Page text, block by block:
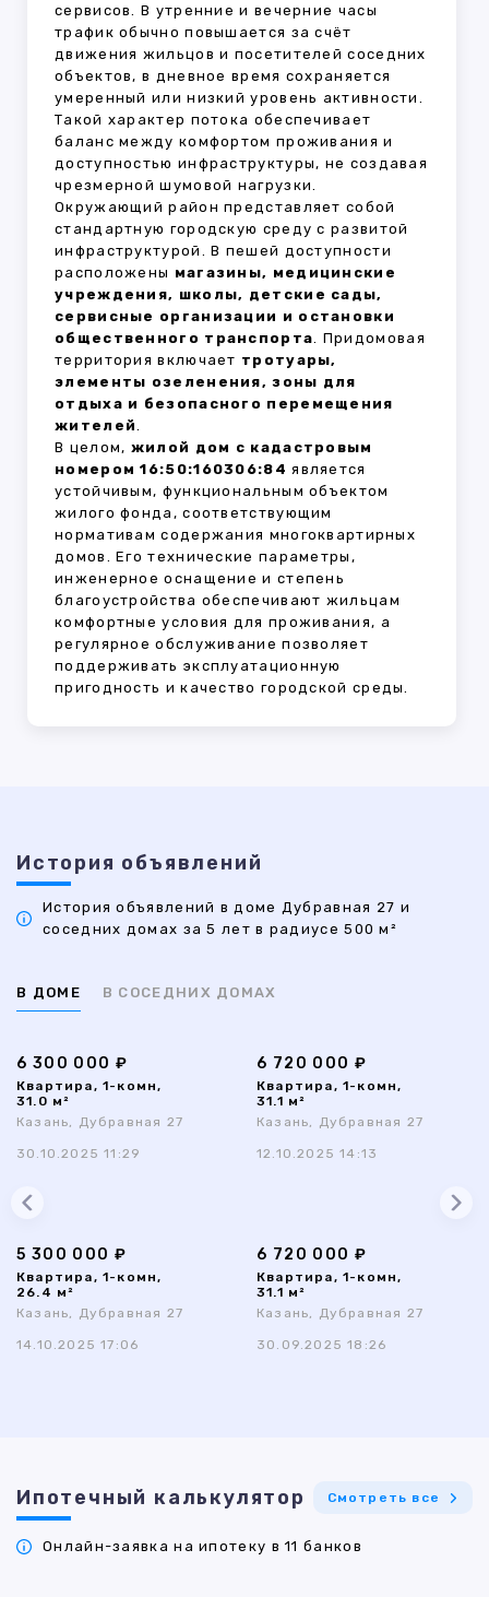
сервисов. В утренние и вечерние часы
трафик обычно повышается за счёт
движения жильцов и посетителей соседних
объектов, в дневное время сохраняется
умеренный или низкий уровень активности.
Такой характер потока обеспечивает
баланс между комфортом проживания и
доступностью инфраструктуры, не создавая
чрезмерной шумовой нагрузки.
Окружающий район представляет собой
стандартную городскую среду с развитой
инфраструктурой. В пешей доступности
расположены магазины, медицинские
учреждения, школы, детские сады,
сервисные организации и остановки
общественного транспорта. Придомовая
территория включает тротуары,
элементы озеленения, зоны для
отдыха и безопасного перемещения
жителей.
В целом, жилой дом с кадастровым
номером 16:50:160306:84 является
устойчивым, функциональным объектом
жилого фонда, соответствующим
нормативам содержания многоквартирных
домов. Его технические параметры,
инженерное оснащение и степень
благоустройства обеспечивают жильцам
комфортные условия для проживания, а
регулярное обслуживание позволяет
поддерживать эксплуатационную
пригодность и качество городской среды.
История объявлений
История объявлений в доме Дубравная 27 и
соседних домах за 5 лет в радиусе 500 м²
В ДОМЕ В СОСЕДНИХ ДОМАХ
6 300 000 ₽
Квартира, 1-комн,
31.0 м²
Казань, Дубравная 27
30.10.2025 11:29
6 720 000 ₽
Квартира, 1-комн,
31.1 м²
Казань, Дубравная 27
12.10.2025 14:13
5 300 000 ₽
Квартира, 1-комн,
26.4 м²
Казань, Дубравная 27
14.10.2025 17:06
6 720 000 ₽
Квартира, 1-комн,
31.1 м²
Казань, Дубравная 27
30.09.2025 18:26
Ипотечный калькулятор Смотреть все
Онлайн-заявка на ипотеку в 11 банков